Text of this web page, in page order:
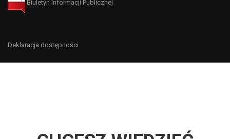
Biuletyn Informacji Publicznej
Deklaracja dostępności